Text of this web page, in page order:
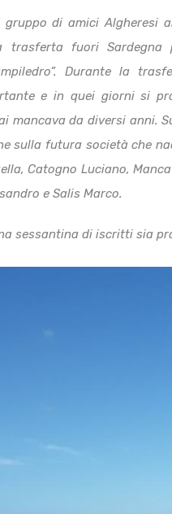
gruppo di amici Algheresi
trasferta fuori Sardegna
Durante la
e in quei giorni si
mancava da diversi anni.
sulla futura società che
Catogno Luciano,
e Salis Marco.
sessantina di iscritti sia